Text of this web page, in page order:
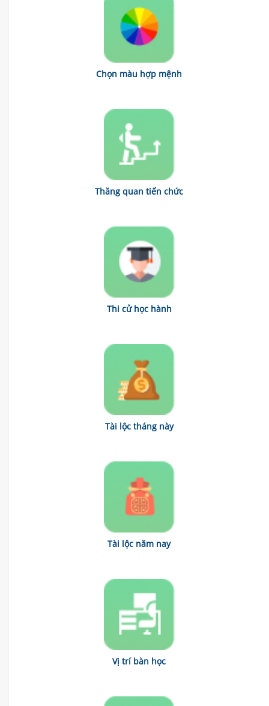
Chọn màu hợp mệnh
Thăng quan tiến chức
Thi cử học hành
Tài lộc tháng này
Tài lộc năm nay
Vị trí bàn học